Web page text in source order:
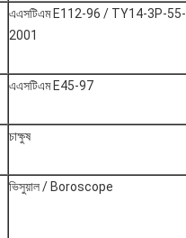
এএসটিএম E112-96 / TY14-3P-55-
2001
এএসটিএম E45-97
চাক্ষুষ
ভিসুয়াল / Boroscope